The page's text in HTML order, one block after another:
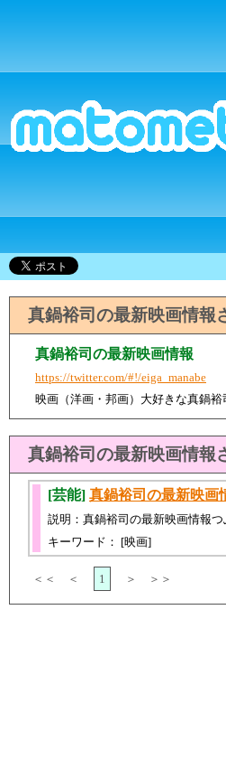
真鍋裕司の最新映画情報
真鍋裕司の最新映画情報
https://twitter.com/#!/eiga_manabe
映画（洋画・邦画）大好きな真鍋
真鍋裕司の最新映画情報
[芸能] 真鍋裕司の最新映画
説明：真鍋裕司の最新映画情報つ
キーワード： [映画]
＜＜ ＜ 1 ＞ ＞＞